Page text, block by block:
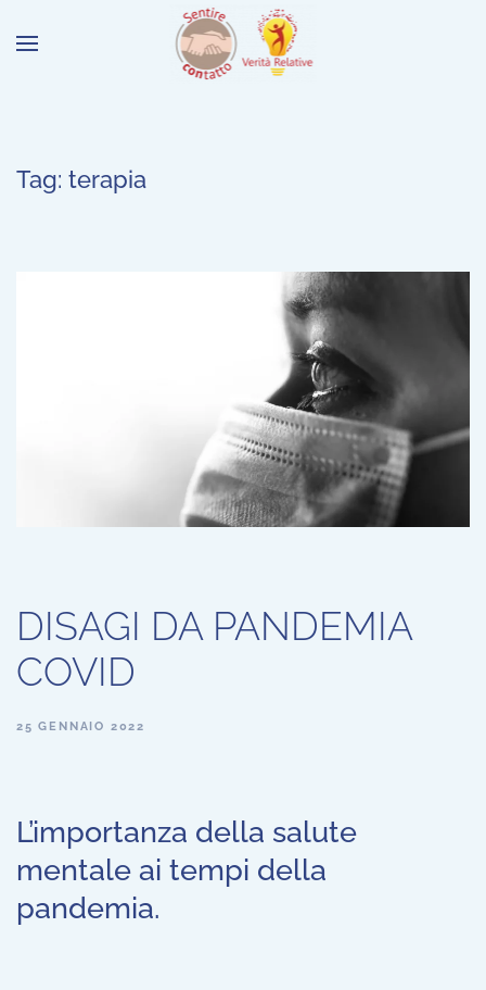
Tag: terapia
DISAGI DA PANDEMIA
COVID
25 GENNAIO 2022
L’importanza della salute
mentale ai tempi della
pandemia.